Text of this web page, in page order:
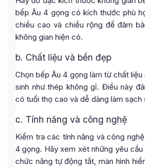
bếp Âu 4 gọng có kích thước phù
chiều cao và chiều rộng để đảm
không gian hiện có.
b. Chất liệu và bền đẹp
Chọn bếp Âu 4 gọng làm từ chất liệu
sinh như thép không gỉ. Điều này
có tuổi thọ cao và dễ dàng làm sạch
c. Tính năng và công nghệ
Kiểm tra các tính năng và công
4 gọng. Hãy xem xét những yêu
chức năng tự động tắt, màn hình